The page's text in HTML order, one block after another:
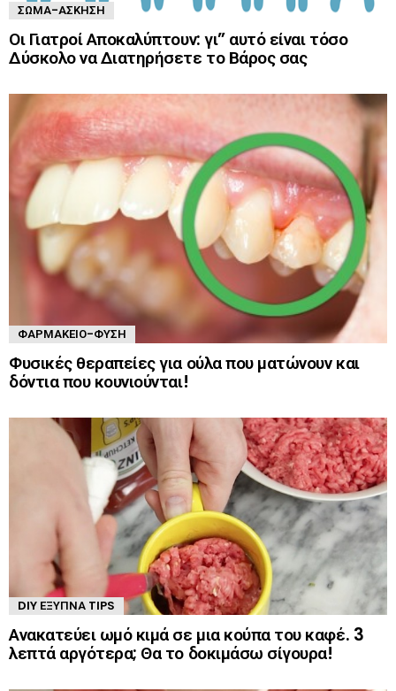
ΣΏΜΑ-ΆΣΚΗΣΗ
Οι Γιατροί Αποκαλύπτουν: γι” αυτό είναι τόσο
Δύσκολο να Διατηρήσετε το Βάρος σας
ΦΑΡΜΑΚΕΊΟ-ΦΎΣΗ
Φυσικές θεραπείες για ούλα που ματώνουν και
δόντια που κουνιούνται!
DIY ΈΞΥΠΝΑ TIPS
Ανακατεύει ωμό κιμά σε μια κούπα του καφέ. 3
λεπτά αργότερα; Θα το δοκιμάσω σίγουρα!